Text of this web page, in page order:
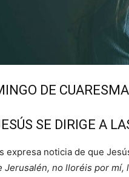
DE CUARESMA
SE DIRIGE A
expresa noticia de que
Jerusalén, no lloréis por